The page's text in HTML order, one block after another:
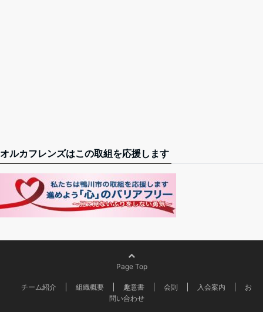
オルカフレンズはこの取組を応援します
Page Top
チーム紹介 組織概要 趣意書 会則 入会案内
お
問い合わせ